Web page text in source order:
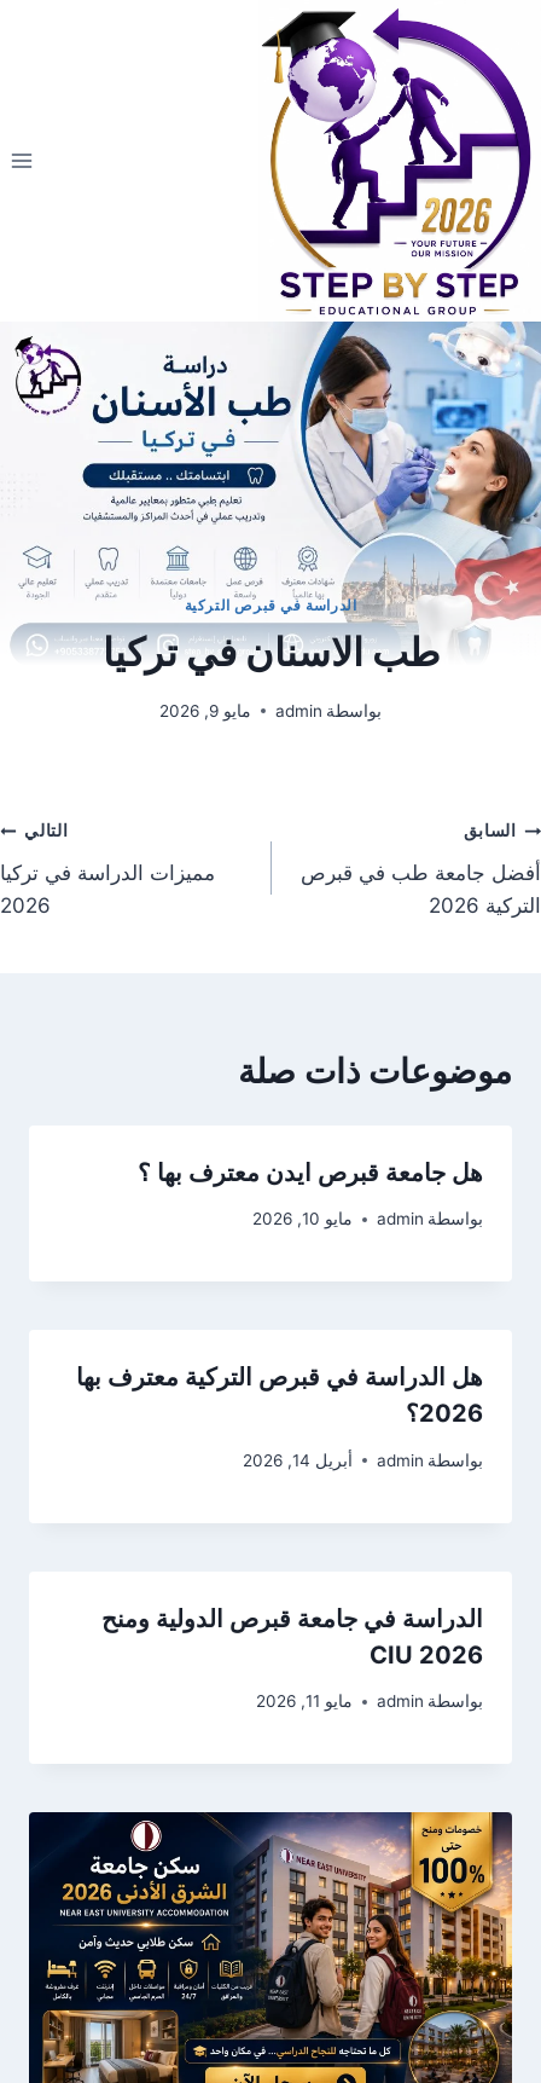
الدراسة في قبرص التركية
طب الاسنان في تركيا
بواسطة admin مايو 9, 2026
السابق
أفضل جامعة طب في قبرص
التركية 2026
التالي
مميزات الدراسة في تركيا
2026
موضوعات ذات صلة
هل جامعة قبرص ايدن معترف بها ؟
بواسطة admin مايو 10, 2026
هل الدراسة في قبرص التركية معترف بها
2026؟
بواسطة admin أبريل 14, 2026
الدراسة في جامعة قبرص الدولية ومنح
CIU 2026
بواسطة admin مايو 11, 2026